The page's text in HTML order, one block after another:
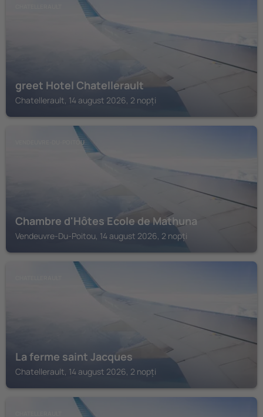
greet Hotel Chatellerault
Chatellerault, 14 august 2026, 2 nopți
VENDEUVRE-DU-POITOU
Chambre d'Hôtes Ecole de Mathuna
Vendeuvre-Du-Poitou, 14 august 2026, 2 nopți
La ferme saint Jacques
Chatellerault, 14 august 2026, 2 nopți